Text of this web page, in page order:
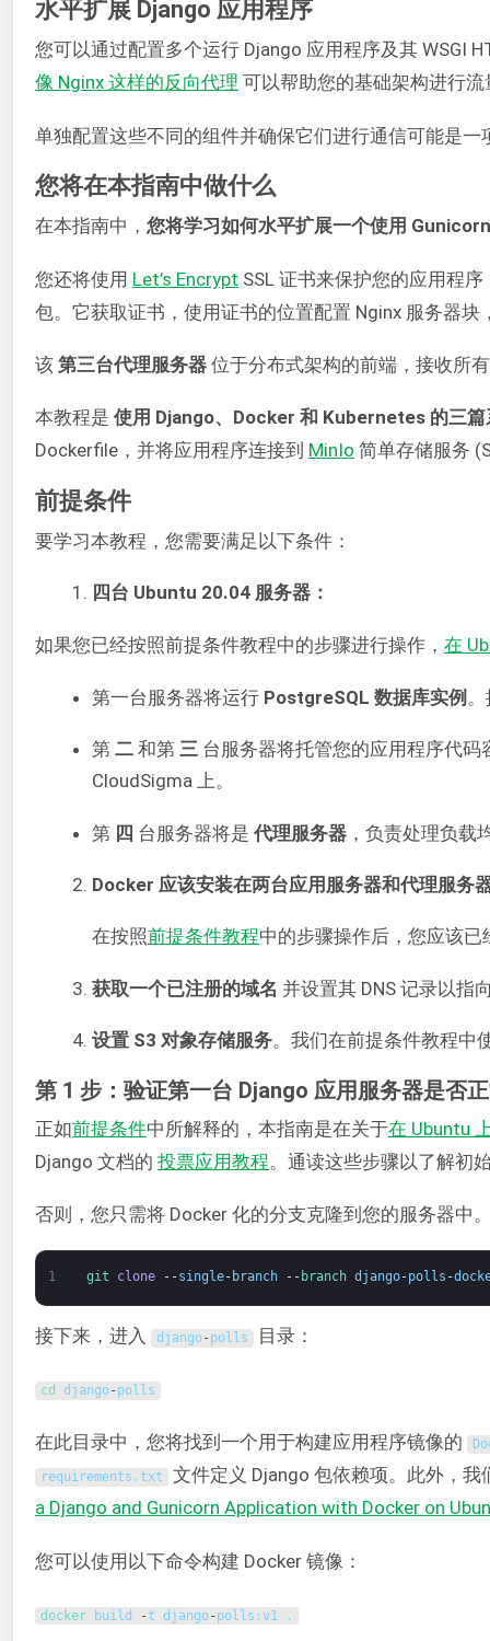
水平扩展 Django 应用程序
您可以通过配置多个运行 Django 应用程序及其 WSGI
像 Nginx 这样的反向代理 可以帮助您的基础架构进行
单独配置这些不同的组件并确保它们进行通信可能是
您将在本指南中做什么
在本指南中， 您将学习如何水平扩展一个使用
您还将使用 Let’s Encrypt SSL 证书来保护您的应用程
包。它获取证书，使用证书的位置配置 Nginx 服务器
该 第三台代理服务器 位于分布式架构的前端，接收所
本教程是 使用 Django、Docker 和 Kubernetes 的三
Dockerfile，并将应用程序连接到 MinIo 简单存储服务
前提条件
要学习本教程，您需要满足以下条件：
四台 Ubuntu 20.04 服务器：
如果您已经按照前提条件教程中的步骤进行操作， 在
第一台服务器将运行 PostgreSQL 数据库实例
第 二 和第 三 台服务器将托管您的应用程序代
CloudSigma 上。
第 四 台服务器将是 代理服务器 ，负责处理负载
Docker 应该安装在两台应用服务器和代理服务
在按照前提条件教程中的步骤操作后，您应该
获取一个已注册的域名 并设置其 DNS 记录以指
设置 S3 对象存储服务。我们在前提条件教程中
第 1 步：验证第一台 Django 应用服务器是否
正如前提条件中所解释的，本指南是在关于在 Ubuntu
Django 文档的 投票应用教程。通读这些步骤以了解初
否则，您只需将 Docker 化的分支克隆到您的服务器中
1 git clone --single- branch -- branch django-polls -
接下来，进入 django- polls 目录：
cd django- polls
在此目录中，您将找到一个用于构建应用程序镜像的
requirements .txt 文件定义 Django 包依赖项。此外，
a Django and Gunicorn Application with Docker on
您可以使用以下命令构建 Docker 镜像：
docker build -t django- polls :v1 .